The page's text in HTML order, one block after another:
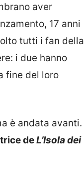
aver
17 anni
tutti i fan della
i due hanno
fine del loro
è andata avanti.
deL’Isola dei